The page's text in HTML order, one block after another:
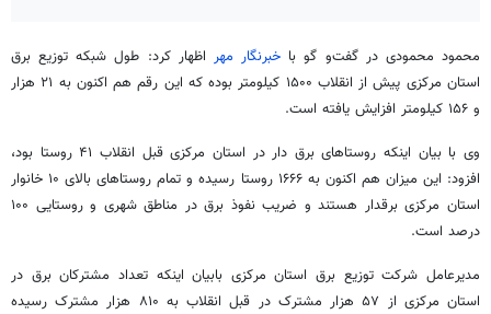
محمود محمودی در گفت‌و گوبا خبرنگار مهر اظهار کرد: طول شبکه توزیع برق
استان مرکزی پیش از انقلاب ۱۵۰۰ کیلومتر بوده که این رقم هم اکنون به ۲۱ هزار
و ۱۵۶ کیلومتر افزایش یافته است.
وی با بیان اینکه روستاهای برق دار در استان مرکزی قبل انقلاب ۴۱ روستا بود،
افزود: این میزان هم اکنون به ۱۶۶۶ روستا رسیده و تمام روستاهای بالای ۱۰ خانوار
استان مرکزی برقدار
هستند و ضریب نفوذ برق در مناطق شهری و روستایی ۱۰۰
درصد است.
مدیرعامل شرکت توزیع برق استان مرکزی بابیان اینکه تعداد مشترکان برق در
استان مرکزی از ۵۷ هزار مشترک در قبل انقلاب به ۸۱۰ هزار مشترک رسیده